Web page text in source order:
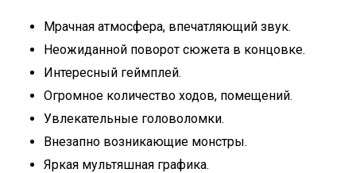
Мрачная атмосфера, впечатляющий звук.
Неожиданной поворот сюжета в концовке.
Интересный геймплей.
Огромное количество ходов, помещений.
Увлекательные головоломки.
Внезапно возникающие монстры.
Яркая мультяшная графика.